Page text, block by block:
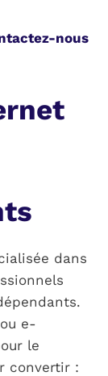
nous
dans
e-
le
convertir :